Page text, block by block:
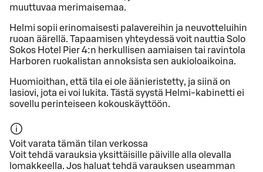
muuttuvaa merimaisemaa.
Helmi sopii erinomaisesti palavereihin ja neuvotteluihin
ruoan äärellä. Tapaamisen yhteydessä voit nauttia Solo
Sokos Hotel Pier 4:n herkullisen aamiaisen tai ravintola
Harboren ruokalistan annoksista sen aukioloaikoina.
Huomioithan, että tila ei ole äänieristetty, ja siinä on
lasiovi, jota ei voi lukita. Tästä syystä Helmi-kabinetti ei
sovellu perinteiseen kokouskäyttöön.
Voit varata tämän tilan verkossa
Voit tehdä varauksia yksittäisille päiville alla olevalla
lomakkeella. Jos haluat tehdä varauksen useamman